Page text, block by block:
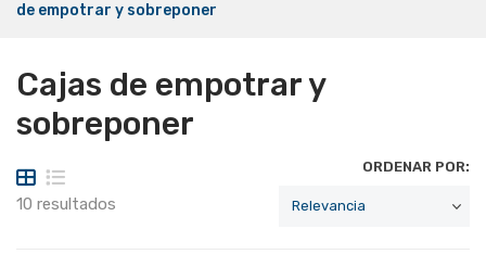
de empotrar y sobreponer
Cajas de empotrar y
sobreponer
10 resultados
ORDENAR POR: